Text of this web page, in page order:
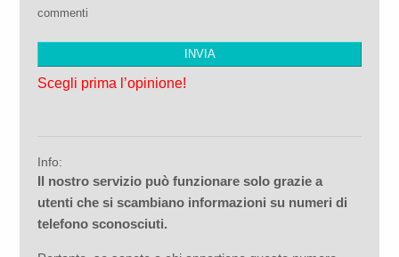
commenti
Scegli prima l’opinione!
Info:
Il nostro servizio può funzionare solo grazie a
utenti che si scambiano informazioni su numeri di
telefono sconosciuti.